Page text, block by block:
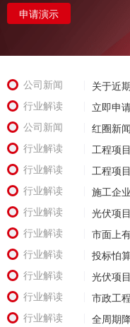
申请演示
公司新闻
行业解读
公司新闻
行业解读
行业解读
行业解读
行业解读
行业解读
行业解读
行业解读
行业解读
行业解读